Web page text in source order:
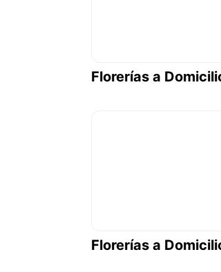
Florerías a
Florerías a